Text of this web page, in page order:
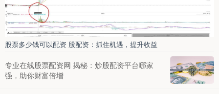
股票多少钱可以配资 股配资：抓住机遇，提升收益
专业在线股票配资网 揭秘：炒股配资平台哪家
强，助你财富倍增